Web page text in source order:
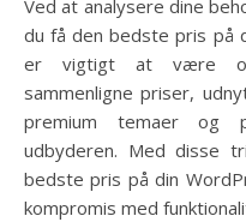
Ved at analysere dine
du få den bedste pris på
er vigtigt at være
sammenligne priser,
premium temaer og
udbyderen. Med disse
bedste pris på din
kompromis med